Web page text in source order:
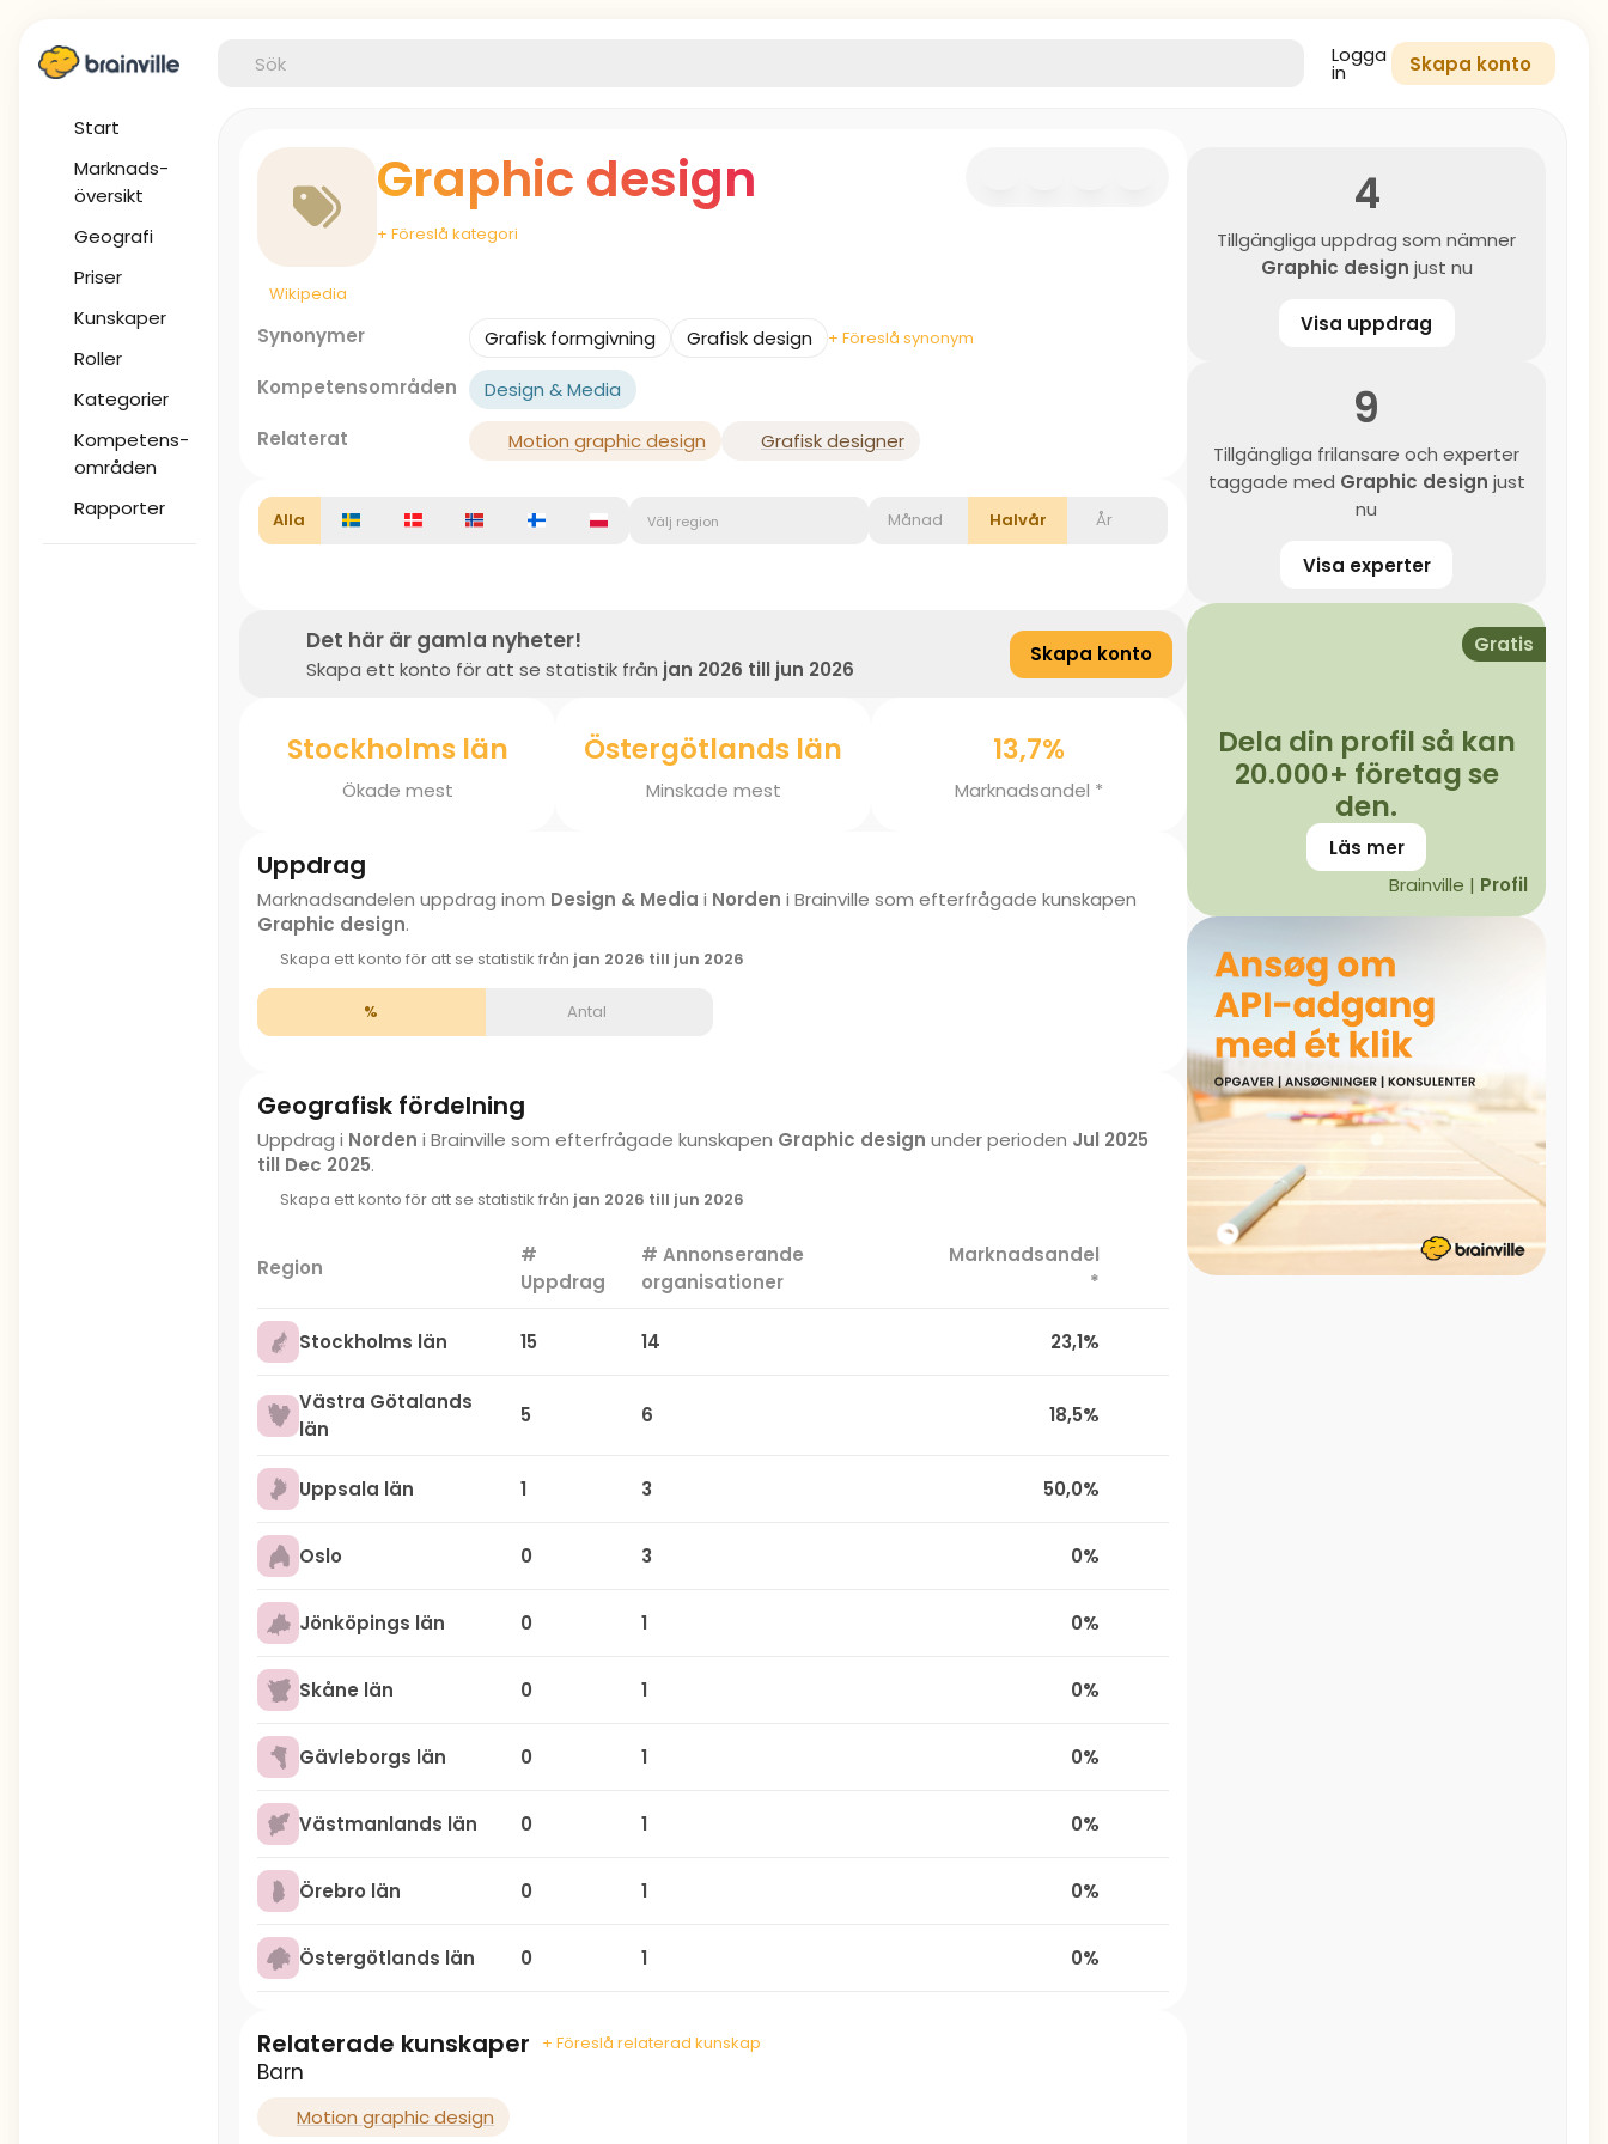
Start
Marknads-
översikt
Geografi
Priser
Kunskaper
Roller
Kategorier
Kompetens-
områden
Rapporter
Logga
in Skapa konto
Graphic design
+ Föreslå kategori
Wikipedia
Synonymer Grafisk formgivning Grafisk design + Föreslå synonym
Kompetensområden
Design & Media
Relaterat
Motion graphic design Grafisk designer
Alla Välj region Månad Halvår År
Det här är gamla nyheter!
Skapa ett konto för att se statistik från jan 2026 till jun 2026
Skapa konto
Stockholms län
Ökade mest
Östergötlands län
Minskade mest
13,7%
Marknadsandel *
Uppdrag
Marknadsandelen uppdrag inom Design & Media i Norden i Brainville som efterfrågade kunskapen
Graphic design.
Skapa ett konto för att se statistik från jan 2026 till jun 2026
% Antal
Geografisk fördelning
Uppdrag i Norden i Brainville som efterfrågade kunskapen Graphic design under perioden Jul 2025
till Dec 2025.
Skapa ett konto för att se statistik från jan 2026 till jun 2026
Region
#
Uppdrag
# Annonserande
organisationer
Marknadsandel
*
Stockholms län 15 14 23,1%
Västra Götalands
län
5 6 18,5%
Uppsala län 1 3 50,0%
Oslo 0 3 0%
Jönköpings län 0 1 0%
Skåne län 0 1 0%
Gävleborgs län 0 1 0%
Västmanlands län 0 1 0%
Örebro län 0 1 0%
Östergötlands län 0 1 0%
Relaterade kunskaper + Föreslå relaterad kunskap
Barn
Motion graphic design
4
Tillgängliga uppdrag som nämner
Graphic design just nu
Visa uppdrag
9
Tillgängliga frilansare och experter
taggade med Graphic design just
nu
Visa experter
Gratis
Dela din profil så kan
20.000+ företag se
den.
Läs mer
Brainville | Profil